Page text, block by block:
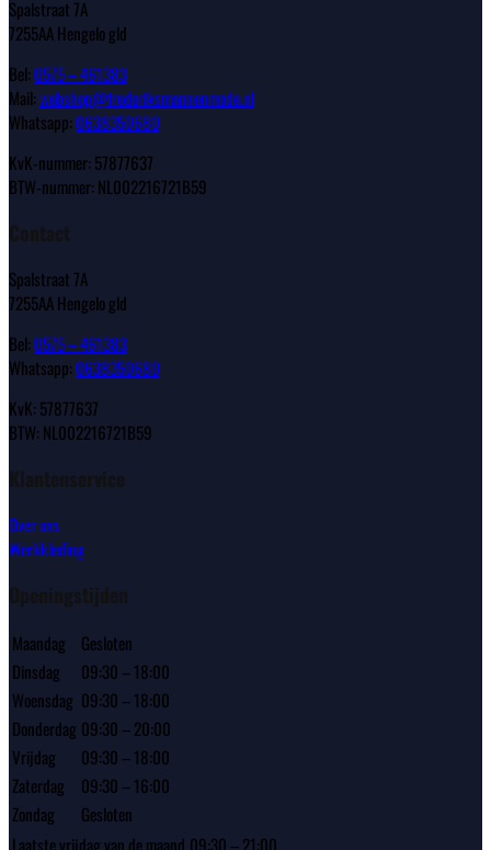
Spalstraat 7A
7255AA Hengelo gld
Bel:0575 – 461383
Mail:webshop@frederiksmannenmode.nl
Whatsapp:0638350680
KvK-nummer: 57877637
BTW-nummer: NL002216721B59
Contact
Spalstraat 7A
7255AA Hengelo gld
Bel:0575 – 461383
Whatsapp:0638350680
KvK: 57877637
BTW: NL002216721B59
Klantenservice
Over ons
Werkkleding
Openingstijden
Maandag
Gesloten
Dinsdag
09:30 – 18:00
Woensdag 09:30 – 18:00
Donderdag 09:30 – 20:00
Vrijdag
09:30 – 18:00
Zaterdag
09:30 – 16:00
Zondag
Gesloten
Laatste vrijdag van de maand 09:30 – 21:00